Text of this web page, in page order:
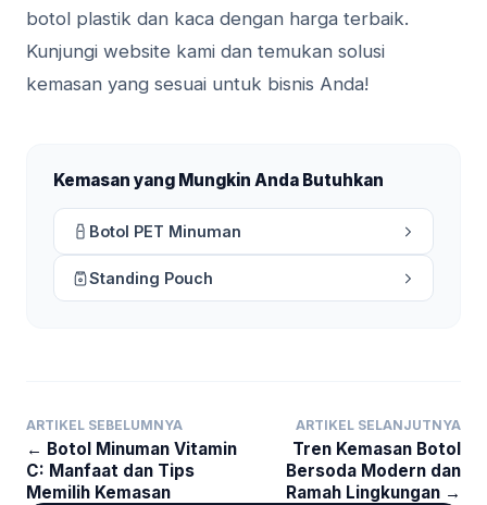
botol plastik dan kaca dengan harga terbaik.
Kunjungi website kami dan temukan solusi
kemasan yang sesuai untuk bisnis Anda!
Kemasan yang Mungkin Anda Butuhkan
Botol PET Minuman
Standing Pouch
ARTIKEL SEBELUMNYA
← Botol Minuman Vitamin
C: Manfaat dan Tips
Memilih Kemasan
ARTIKEL SELANJUTNYA
Tren Kemasan Botol
Bersoda Modern dan
Ramah Lingkungan →